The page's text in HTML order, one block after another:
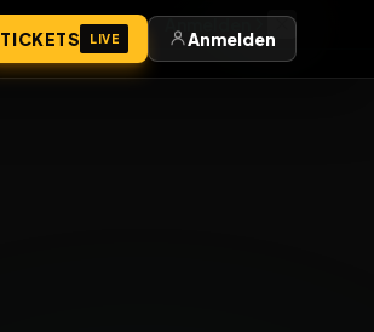
Anmelden
TICKETS LIVE Anmelden